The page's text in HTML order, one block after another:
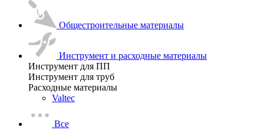
Общестроительные материалы
Инструмент и расходные материалы
Инструмент для ПП
Инструмент для труб
Расходные материалы
Valtec
Все